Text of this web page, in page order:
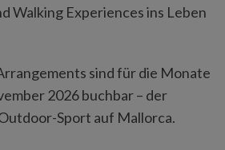
Walking Experiences ins Leben
sind für die Monate
2026 buchbar – der
Sport auf Mallorca.